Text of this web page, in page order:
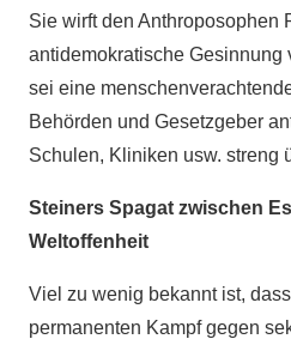
Sie wirft den Anthroposophen
antidemokratische Gesinnung
sei eine
Behörden und Gesetzgeber
Schulen, Kliniken usw. streng
Steiners Spagat zwischen
Weltoffenheit
Viel zu wenig bekannt ist,
permanenten Kampf gegen